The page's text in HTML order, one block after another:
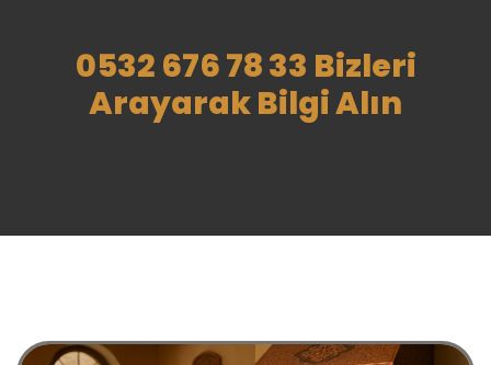
0532 676 78 33 Bizleri
Arayarak Bilgi Alın